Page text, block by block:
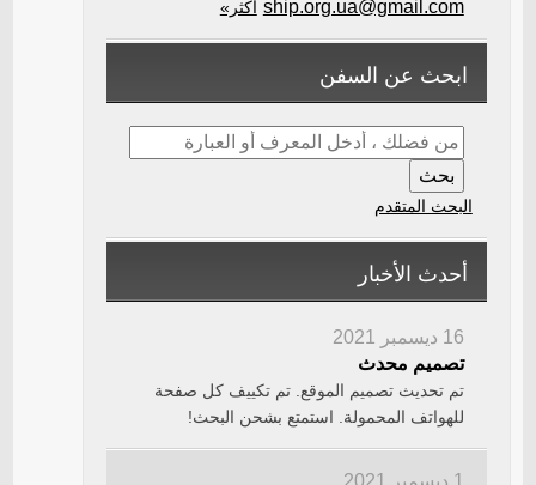
ship.org.ua@gmail.com أكثر»
ابحث عن السفن
البحث المتقدم
أحدث الأخبار
16 ديسمبر 2021
تصميم محدث
تم تحديث تصميم الموقع. تم تكييف كل صفحة
للهواتف المحمولة. استمتع بشحن البحث!
1 ديسمبر 2021